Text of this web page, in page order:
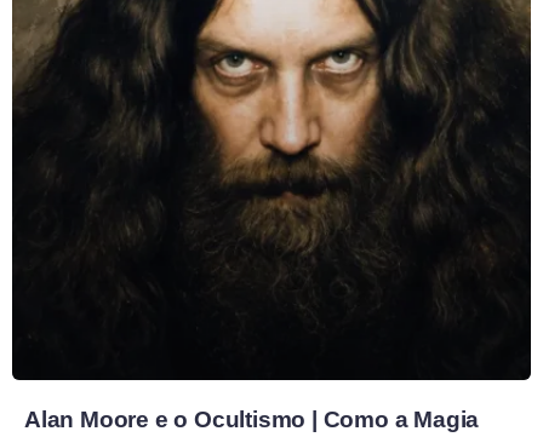
Alan Moore e o Ocultismo | Como a Magia